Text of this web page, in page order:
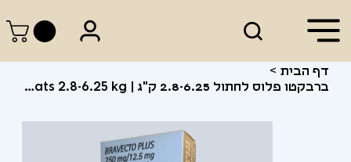
דף הבית >
ברבקטו פלוס לחתול 2.8-6.25 ק"ג | Bravecto Plus for Cats 2.8-6.25 kg